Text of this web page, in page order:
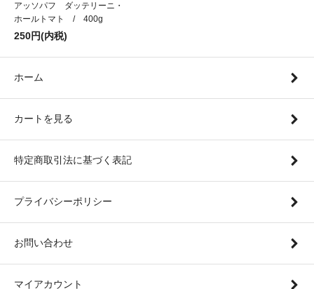
アッソパフ ダッテリーニ・
ホールトマト / 400g
250円(内税)
ホーム
カートを見る
特定商取引法に基づく表記
プライバシーポリシー
お問い合わせ
マイアカウント